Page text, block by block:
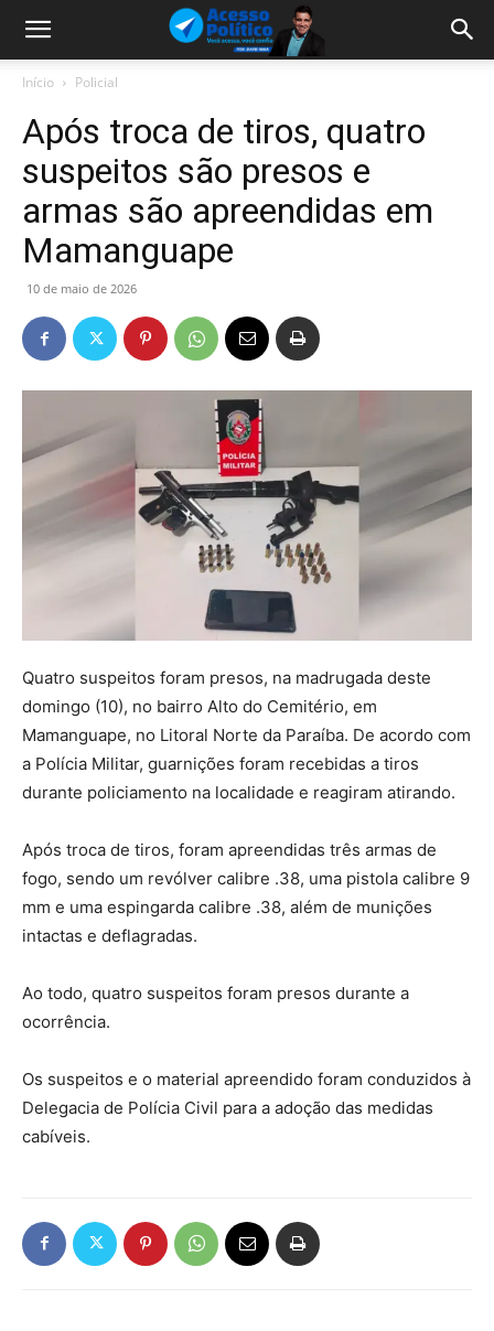
Início Policial
Após troca de tiros, quatro
suspeitos são presos e
armas são apreendidas em
Mamanguape
10 de maio de 2026
Quatro suspeitos foram presos, na madrugada deste
domingo (10), no bairro Alto do Cemitério, em
Mamanguape, no Litoral Norte da Paraíba. De acordo com
a Polícia Militar, guarnições foram recebidas a tiros
durante policiamento na localidade e reagiram atirando.
Após troca de tiros, foram apreendidas três armas de
fogo, sendo um revólver calibre .38, uma pistola calibre 9
mm e uma espingarda calibre .38, além de munições
intactas e deflagradas.
Ao todo, quatro suspeitos foram presos durante a
ocorrência.
Os suspeitos e o material apreendido foram conduzidos à
Delegacia de Polícia Civil para a adoção das medidas
cabíveis.